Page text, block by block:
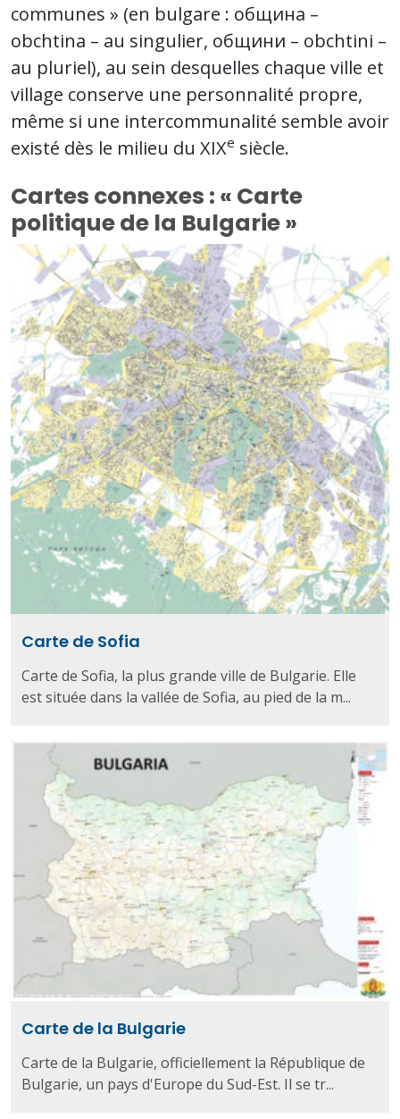
communes » (en bulgare : община –
obchtina – au singulier, общини – obchtini –
au pluriel), au sein desquelles chaque ville et
village conserve une personnalité propre,
même si une intercommunalité semble avoir
existé dès le milieu du XIXe siècle.
Cartes connexes : « Carte
politique de la Bulgarie »
Carte de Sofia
Carte de Sofia, la plus grande ville de Bulgarie. Elle
est située dans la vallée de Sofia, au pied de la m...
Carte de la Bulgarie
Carte de la Bulgarie, officiellement la République de
Bulgarie, un pays d'Europe du Sud-Est. Il se tr...